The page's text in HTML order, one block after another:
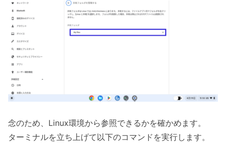
念のため、Linux環境から参照できるかを確かめます。
ターミナルを立ち上げて以下のコマンドを実行します。